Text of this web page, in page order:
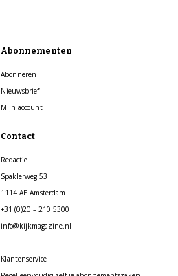
Abonnementen
Abonneren
Nieuwsbrief
Mijn account
Contact
Redactie
Spaklerweg 53
1114 AE Amsterdam
+31 (0)20 – 210 5300
info@kijkmagazine.nl
Klantenservice